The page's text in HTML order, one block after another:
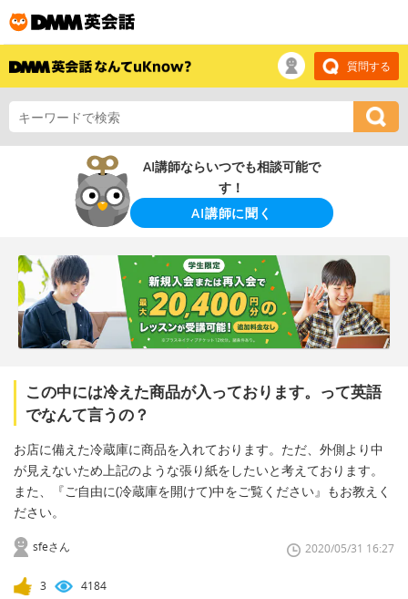
質問する
AI講師ならいつでも相談可能で
す！
AI講師に聞く
この中には冷えた商品が入っております。って英語
でなんて言うの？
お店に備えた冷蔵庫に商品を入れております。ただ、外側より中
が見えないため上記のような張り紙をしたいと考えております。
また、『ご自由に(冷蔵庫を開けて)中をご覧ください』もお教えく
ださい。
sfeさん 2020/05/31 16:27
3 4184